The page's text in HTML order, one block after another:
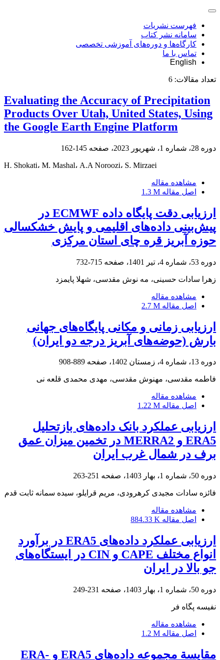
فهرست نشریات
سامانه نشر کتاب
کارگاه‌ها و دوره‌های آموزشی تخصصی
تماس با ما
English
تعداد مقالات: 6
Evaluating the Accuracy of Precipitation
Products Over Utah, United States, Using
the Google Earth Engine Platform
دوره 28، شماره 1، شهریور 2023، صفحه 145-162
H. Shokati، M. Mashal، A.A Noroozi، S. Mirzaei
مشاهده مقاله
اصل مقاله 1.3 M
ارزیابی دقت پایگاه داده ECMWF در
پیش‌بینی داده‌های اقلیمی و پایش خشکسالی
حوزه آبریز قره چای استان مرکزی
دوره 53، شماره 4، تیر 1401، صفحه 715-732
زهرا سادات حسینی، مه نوش مقدسی، شهلا پایمزد
مشاهده مقاله
اصل مقاله 2.7 M
ارزیابی زمانی و مکانی پایگاه‌های جهانی
بارش (حوضه‌های آبریز درجه دو ایران)
دوره 13، شماره 4، زمستان 1402، صفحه 889-908
فاطمه مقدسی، مهنوش مقدسی، مهدی محمدی قلعه نی
مشاهده مقاله
اصل مقاله 1.22 M
ارزیابی عملکرد بانک داده‌های بازتحلیل
ERA5 و MERRA2 در تخمین میزان عمق
برف در شمال غرب ایران
دوره 50، شماره 1، بهار 1403، صفحه 251-263
فائزه سادات مجیدی کرهرودی، مریم قرایلو، سیده سمانه ثابت قدم
مشاهده مقاله
اصل مقاله 884.33 K
ارزیابی عملکرد داده‌های ERA5 در برآورد
انواع مختلف CAPE و CIN در ایستگاه‌های
جو بالا در ایران
دوره 50، شماره 1، بهار 1403، صفحه 231-249
نفیسه پگاه فر
مشاهده مقاله
اصل مقاله 1.2 M
مقایسة مجموعه داده‌های ERA5 و ERA-